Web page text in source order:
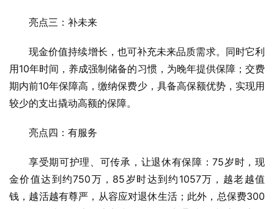
亮点三：补未来
现金价值持续增长，也可补充未来品质需求。同时它利
用10年时间，养成强制储备的习惯，为晚年提供保障；交费
期内前10年保障高，缴纳保费少，具备高保额优势，实现用
较少的支出撬动高额的保障。
亮点四：有服务
享受期可护理、可传承，让退休有保障：75岁时，现
金价值达到约750万，85岁时达到约1057万，越老越值
钱，越活越有尊严，从容应对退休生活；此外，总保费300